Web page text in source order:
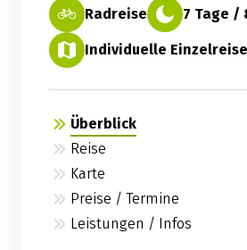
Radreise 7 Tage /
Individuelle Einzelreise
Überblick
Reise
Karte
Preise / Termine
Leistungen / Infos